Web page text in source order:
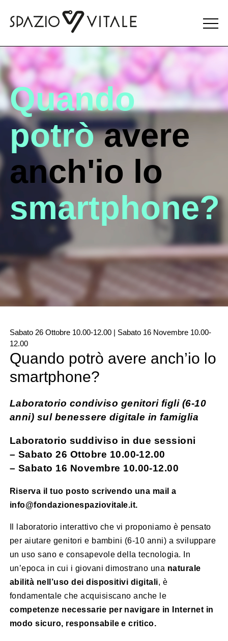
Menu
toggle
Quando
potròavere
anch'io lo
smartphone?
Sabato 26 Ottobre 10.00-12.00 | Sabato 16 Novembre 10.00-
12.00
Quando potrò avere anch’io lo
smartphone?
Laboratorio condiviso genitori figli (6-10
anni) sul benessere digitale in famiglia
Laboratorio suddiviso in due sessioni
– Sabato 26 Ottobre 10.00-12.00
– Sabato 16 Novembre 10.00-12.00
Riserva il tuo posto scrivendo una mail a
info@fondazionespaziovitale.it.
Il laboratorio interattivo che vi proponiamo è pensato
per aiutare genitori e bambini (6-10 anni) a sviluppare
un uso sano e consapevole della tecnologia. In
un’epoca in cui i giovani dimostrano una naturale
abilità nell’uso dei dispositivi digitali, è
fondamentale che acquisiscano anche le
competenze necessarie per navigare in Internet in
modo sicuro, responsabile e critico.